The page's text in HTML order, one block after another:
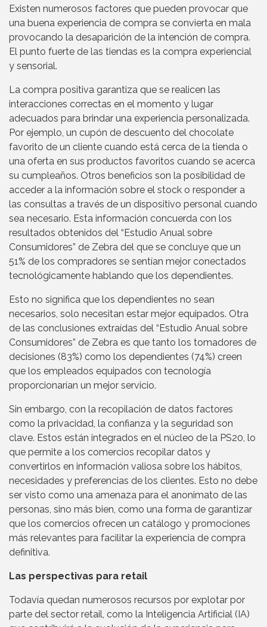
Existen numerosos factores que pueden provocar que
una buena experiencia de compra se convierta en mala
provocando la desaparición de la intención de compra.
El punto fuerte de las tiendas es la compra experiencial
y sensorial.
La compra positiva garantiza que se realicen las
interacciones correctas en el momento y lugar
adecuados para brindar una experiencia personalizada.
Por ejemplo, un cupón de descuento del chocolate
favorito de un cliente cuando está cerca de la tienda o
una oferta en sus productos favoritos cuando se acerca
su cumpleaños. Otros beneficios son la posibilidad de
acceder a la información sobre el stock o responder a
las consultas a través de un dispositivo personal cuando
sea necesario. Esta información concuerda con los
resultados obtenidos del “Estudio Anual sobre
Consumidores” de Zebra del que se concluye que un
51% de los compradores se sentían mejor conectados
tecnológicamente hablando que los dependientes.
Esto no significa que los dependientes no sean
necesarios, solo necesitan estar mejor equipados. Otra
de las conclusiones extraídas del “Estudio Anual sobre
Consumidores” de Zebra es que tanto los tomadores de
decisiones (83%) como los dependientes (74%) creen
que los empleados equipados con tecnología
proporcionarían un mejor servicio.
Sin embargo, con la recopilación de datos factores
como la privacidad, la confianza y la seguridad son
clave. Estos están integrados en el núcleo de la PS20, lo
que permite a los comercios recopilar datos y
convertirlos en información valiosa sobre los hábitos,
necesidades y preferencias de los clientes. Esto no debe
ser visto como una amenaza para el anonimato de las
personas, sino más bien, como una forma de garantizar
que los comercios ofrecen un catálogo y promociones
más relevantes para facilitar la experiencia de compra
definitiva.
Las perspectivas para retail
Todavía quedan numerosos recursos por explotar por
parte del sector retail, como la Inteligencia Artificial (IA)